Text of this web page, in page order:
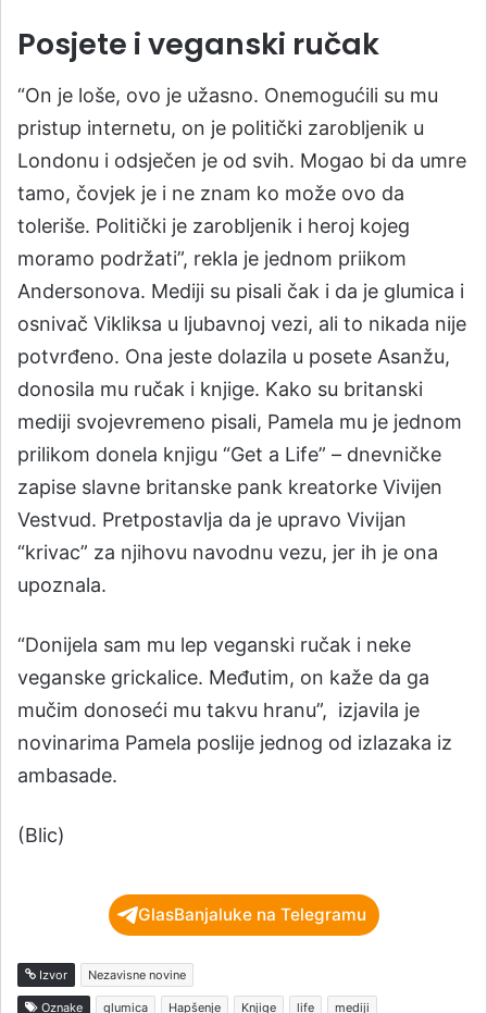
Posjete i veganski ručak
“On je loše, ovo je užasno. Onemogućili su mu
pristup internetu, on je politički zarobljenik u
Londonu i odsječen je od svih. Mogao bi da umre
tamo, čovjek je i ne znam ko može ovo da
toleriše. Politički je zarobljenik i heroj kojeg
moramo podržati”, rekla je jednom priikom
Andersonova. Mediji su pisali čak i da je glumica i
osnivač Vikliksa u ljubavnoj vezi, ali to nikada nije
potvrđeno. Ona jeste dolazila u posete Asanžu,
donosila mu ručak i knjige. Kako su britanski
mediji svojevremeno pisali, Pamela mu je jednom
prilikom donela knjigu “Get a Life” – dnevničke
zapise slavne britanske pank kreatorke Vivijen
Vestvud. Pretpostavlja da je upravo Vivijan
“krivac” za njihovu navodnu vezu, jer ih je ona
upoznala.
“Donijela sam mu lep veganski ručak i neke
veganske grickalice. Međutim, on kaže da ga
mučim donoseći mu takvu hranu”, izjavila je
novinarima Pamela poslije jednog od izlazaka iz
ambasade.
(Blic)
GlasBanjaluke na Telegramu
Izvor Nezavisne novine
Oznake glumica Hapšenje Knjige life mediji